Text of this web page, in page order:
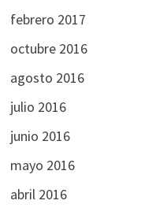
febrero 2017
octubre 2016
agosto 2016
julio 2016
junio 2016
mayo 2016
abril 2016